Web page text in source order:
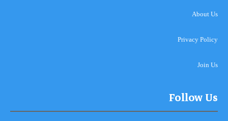
About Us
Privacy Policy
Join Us
Follow Us